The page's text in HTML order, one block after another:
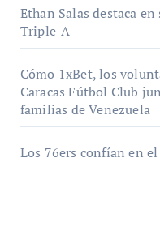
Ethan Salas destaca
Triple-A
Cómo 1xBet, los
Caracas Fútbol Club
familias de Venezuela
Los 76ers confían en